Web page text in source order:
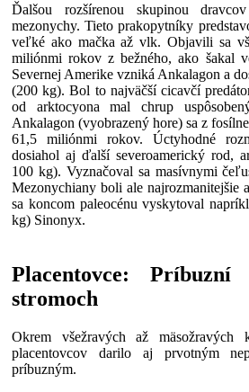
Ďalšou rozšírenou skupinou
mezonychy. Tieto prakopytníky
veľké ako mačka až vlk. Objavili sa
miliónmi rokov z bežného, ako šakal
Severnej Amerike vzniká Ankalagon a
(200 kg). Bol to najväčší cicavčí
od arktocyona mal chrup
Ankalagon (vyobrazený hore) sa z
61,5 miliónmi rokov. Úctyhodné
dosiahol aj ďalší severoamerický rod,
100 kg). Vyznačoval sa masívnymi
Mezonychiany boli ale najrozmanitejšie
sa koncom paleocénu vyskytoval
kg) Sinonyx.
Placentovce:
stromoch
Okrem všežravých až
placentovcov darilo aj prvotným
príbuzným.